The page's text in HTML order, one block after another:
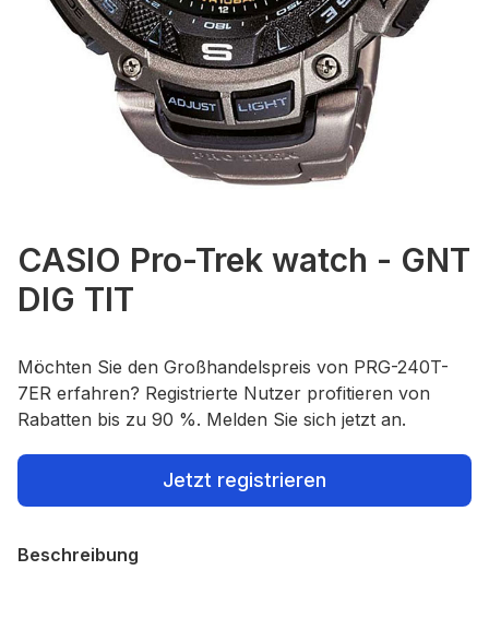
CASIO Pro-Trek watch - GNT
DIG TIT
Möchten Sie den Großhandelspreis von PRG-240T-
7ER erfahren? Registrierte Nutzer profitieren von
Rabatten bis zu 90 %. Melden Sie sich jetzt an.
Jetzt registrieren
Beschreibung